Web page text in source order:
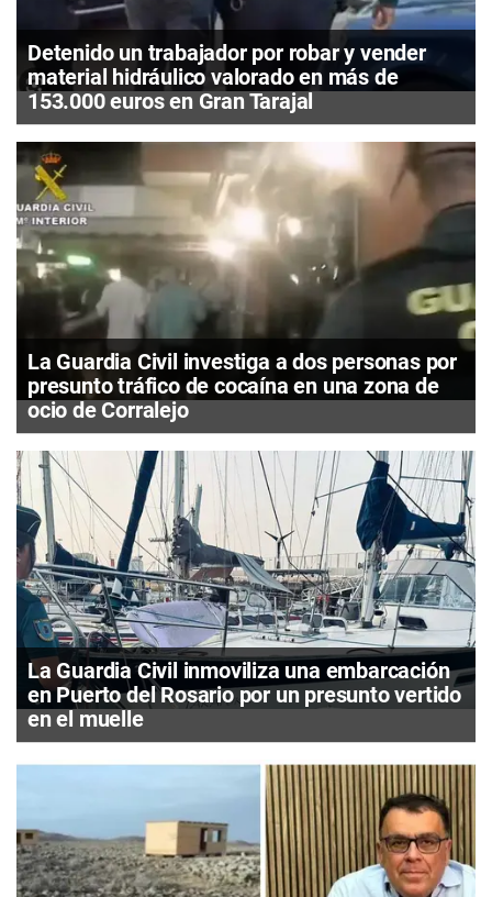
Detenido un trabajador por robar y vender
material hidráulico valorado en más de
153.000 euros en Gran Tarajal
La Guardia Civil investiga a dos personas por
presunto tráfico de cocaína en una zona de
ocio de Corralejo
La Guardia Civil inmoviliza una embarcación
en Puerto del Rosario por un presunto vertido
en el muelle